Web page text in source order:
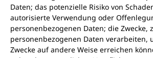
Daten; das potenzielle Risiko von
autorisierte Verwendung oder
personenbezogenen Daten; die Zwecke,
personenbezogenen Daten verarbeiten,
Zwecke auf andere Weise erreichen